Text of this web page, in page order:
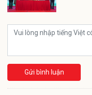
Gửi bình luận